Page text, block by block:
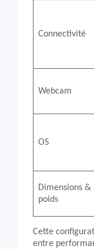
Connectivité
Webcam
OS
Dimensions &
poids
Cette
entre